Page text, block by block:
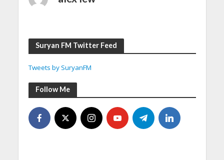
Suryan FM Twitter Feed
Tweets by SuryanFM
Follow Me